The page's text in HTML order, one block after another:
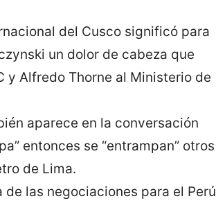
del Cusco significó para
un dolor de cabeza que
y Alfredo Thorne al Ministerio de
aparece en la conversación
entonces se “entrampan” otros
de Lima.
las negociaciones para el Perú